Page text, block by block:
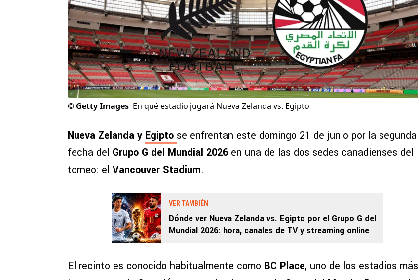
© Getty Images En qué estadio jugará Nueva Zelanda vs. Egipto
Nueva Zelanda y Egipto se enfrentan este domingo 21 de junio por la segunda
fecha del Grupo G del Mundial 2026 en una de las dos sedes canadienses del
torneo: el Vancouver Stadium.
VER TAMBIÉN
Dónde ver Nueva Zelanda vs. Egipto por el Grupo G del
Mundial 2026: hora, canales de TV y streaming online
El recinto es conocido habitualmente como BC Place, uno de los estadios más